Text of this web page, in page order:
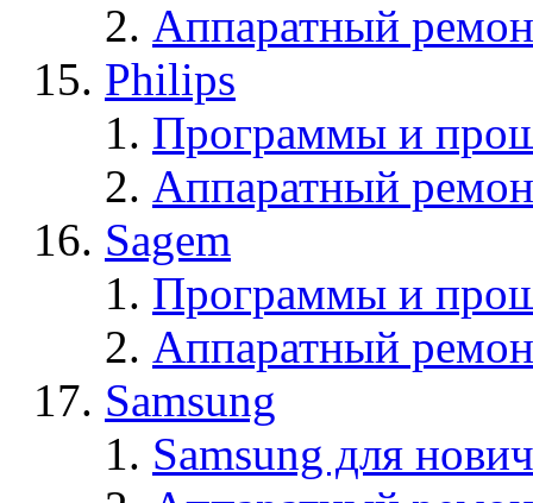
Аппаратный
Philips
Программы и
Аппаратный
Sagem
Программы и
Аппаратный
Samsung
Samsung для